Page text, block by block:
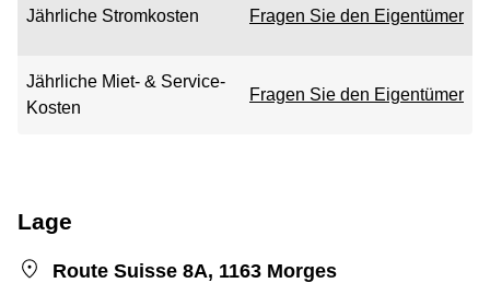
Jährliche Stromkosten Fragen Sie den Eigentümer
Jährliche Miet- & Service-
Kosten
Fragen Sie den Eigentümer
Lage
Route Suisse 8A, 1163 Morges